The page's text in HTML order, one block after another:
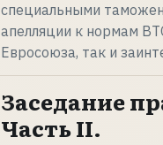
специальными
апелляции к нормам
Евросоюза, так и
Заседание
Часть II.